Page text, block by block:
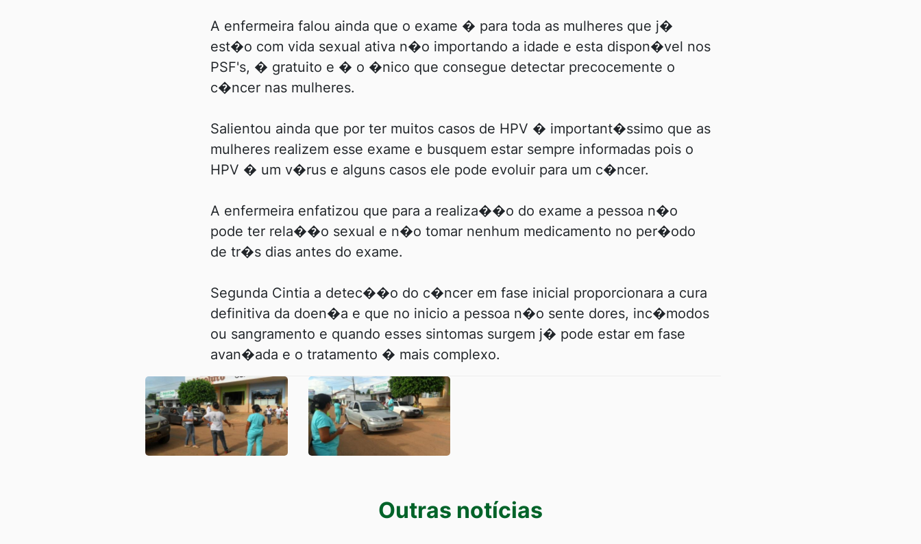
A enfermeira falou ainda que o exame � para toda as mulheres que j�
est�o com vida sexual ativa n�o importando a idade e esta dispon�vel nos
PSF's, � gratuito e � o �nico que consegue detectar precocemente o
c�ncer nas mulheres.
Salientou ainda que por ter muitos casos de HPV � important�ssimo que as
mulheres realizem esse exame e busquem estar sempre informadas pois o
HPV � um v�rus e alguns casos ele pode evoluir para um c�ncer.
A enfermeira enfatizou que para a realiza��o do exame a pessoa n�o
pode ter rela��o sexual e n�o tomar nenhum medicamento no per�odo
de tr�s dias antes do exame.
Segunda Cintia a detec��o do c�ncer em fase inicial proporcionara a cura
definitiva da doen�a e que no inicio a pessoa n�o sente dores, inc�modos
ou sangramento e quando esses sintomas surgem j� pode estar em fase
avan�ada e o tratamento � mais complexo.
Outras notícias